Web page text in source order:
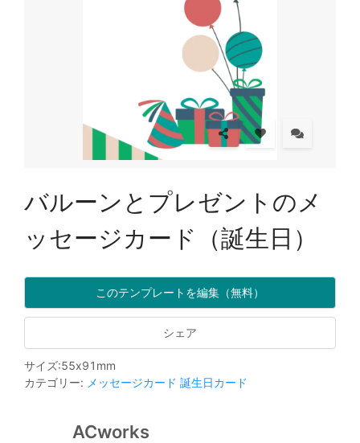
バルーンとプレゼントのメ
ッセージカード（誕生日）
このテンプレートを編集（無料）
シェア
サイズ:55x91 mm
カテゴリー: メッセージカード 誕生日カード
ACworks